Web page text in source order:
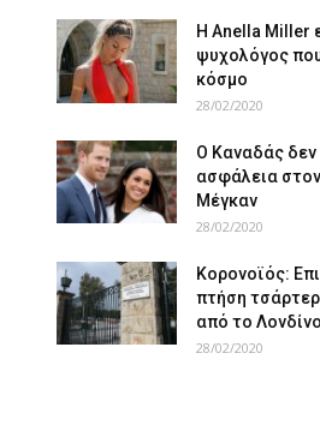
Η Anella Miller
ψυχολόγος
κόσμο
28/02/2020
Ο Καναδάς δεν
ασφάλεια
Μέγκαν
28/02/2020
Κορονοϊός:
πτήση
από το Λονδίνο
28/02/2020